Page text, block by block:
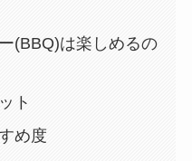
(BBQ)は楽しめるの
ト
め度